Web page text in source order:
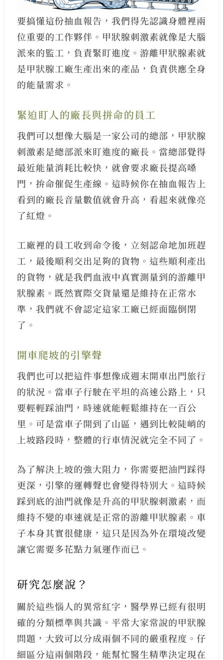
要搞懂這份抽血報告，我們得先認識身體裡兩
位重要的工作夥伴。甲狀腺刺激素就像是大腦
派來的監工，負責緊盯進度。游離甲狀腺素就
是甲狀腺工廠生產出來的產品，負責供應全身
的能量需求。
緊迫盯人的廠長與拼命的員工
我們可以想像大腦是一家公司的總部，甲狀腺
刺激素是總部派來盯進度的廠長。當總部覺得
最近能量消耗比較快，就會要求廠長提高嗓
門，拚命催促生產線。這時候你在抽血報告上
看到的廠長音量數值就會升高，看起來就像亮
了紅燈。
工廠裡的員工收到命令後，立刻認命地加班趕
工，最後順利交出足夠的貨物。這些順利產出
的貨物，就是我們血液中真實測量到的游離甲
狀腺素。既然實際交貨量還是維持在正常水
準，我們就不會認定這家工廠已經面臨倒閉
了。
開車爬坡的引擎聲
我們也可以把這件事想像成週末開車出門旅行
的狀況。當車子行駛在平坦的高速公路上，只
要輕輕踩油門，時速就能輕鬆維持在一百公
里。可是當車子開到了山區，遇到比較陡峭的
上坡路段時，整體的行車情況就完全不同了。
為了解決上坡的強大阻力，你需要把油門踩得
更深，引擎的運轉聲也會變得特別大。這時候
踩到底的油門就像是升高的甲狀腺刺激素，而
維持不變的車速就是正常的游離甲狀腺素。車
子本身其實很健康，這只是因為外在環境改變
讓它需要多花點力氣運作而已。
研究怎麼說？
關於這些惱人的異常紅字，醫學界已經有很明
確的分類標準與共識。平常大家常說的甲狀腺
問題，大致可以分成兩個不同的嚴重程度。仔
細區分這兩個階段，能幫忙醫生精準決定現在